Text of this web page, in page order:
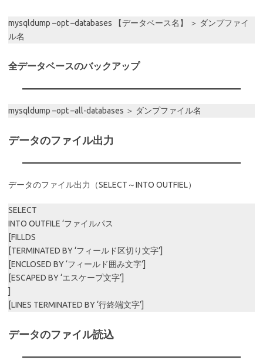
mysqldump –opt –databases 【データベース名】 ＞ ダンプファイ
ル名
全データベースのバックアップ
mysqldump –opt –all-databases ＞ ダンプファイル名
データのファイル出力
データのファイル出力（SELECT～INTO OUTFIEL）
SELECT
INTO OUTFILE ‘ファイルパス
[FILLDS
[TERMINATED BY ‘フィールド区切り文字’]
[ENCLOSED BY ‘フィールド囲み文字’]
[ESCAPED BY ‘エスケープ文字’]
]
[LINES TERMINATED BY ‘行終端文字’]
データのファイル読込